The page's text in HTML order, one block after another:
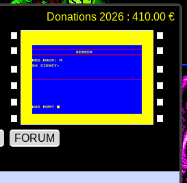
Donations 2026 : 410.00 €
FORUM